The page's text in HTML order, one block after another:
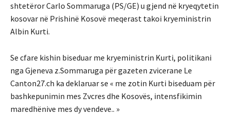
shtetëror Carlo Sommaruga (PS/GE) u gjend në kryeqytetin
kosovar në Prishinë Kosovë meqerast takoi kryeministrin
Albin Kurti.
Se cfare kishin biseduar me kryeministrin Kurti, politikani
nga Gjeneva z.Sommaruga për gazeten zvicerane Le
Canton27.ch ka deklaruar se « me zotin Kurti biseduam për
bashkepunimin mes Zvcres dhe Kosovës, intensfikimin
maredhënive mes dy vendeve.. »